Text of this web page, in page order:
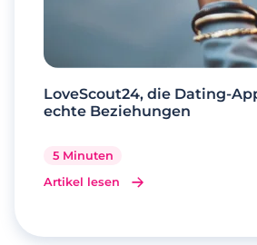
LoveScout24, die Dating-
echte Beziehungen
5 Minuten
Artikel lesen